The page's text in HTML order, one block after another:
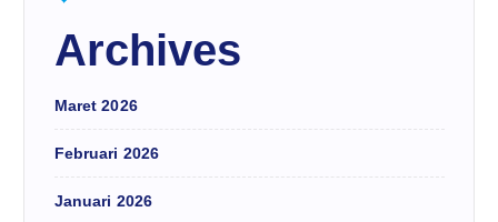
Archives
Maret 2026
Februari 2026
Januari 2026